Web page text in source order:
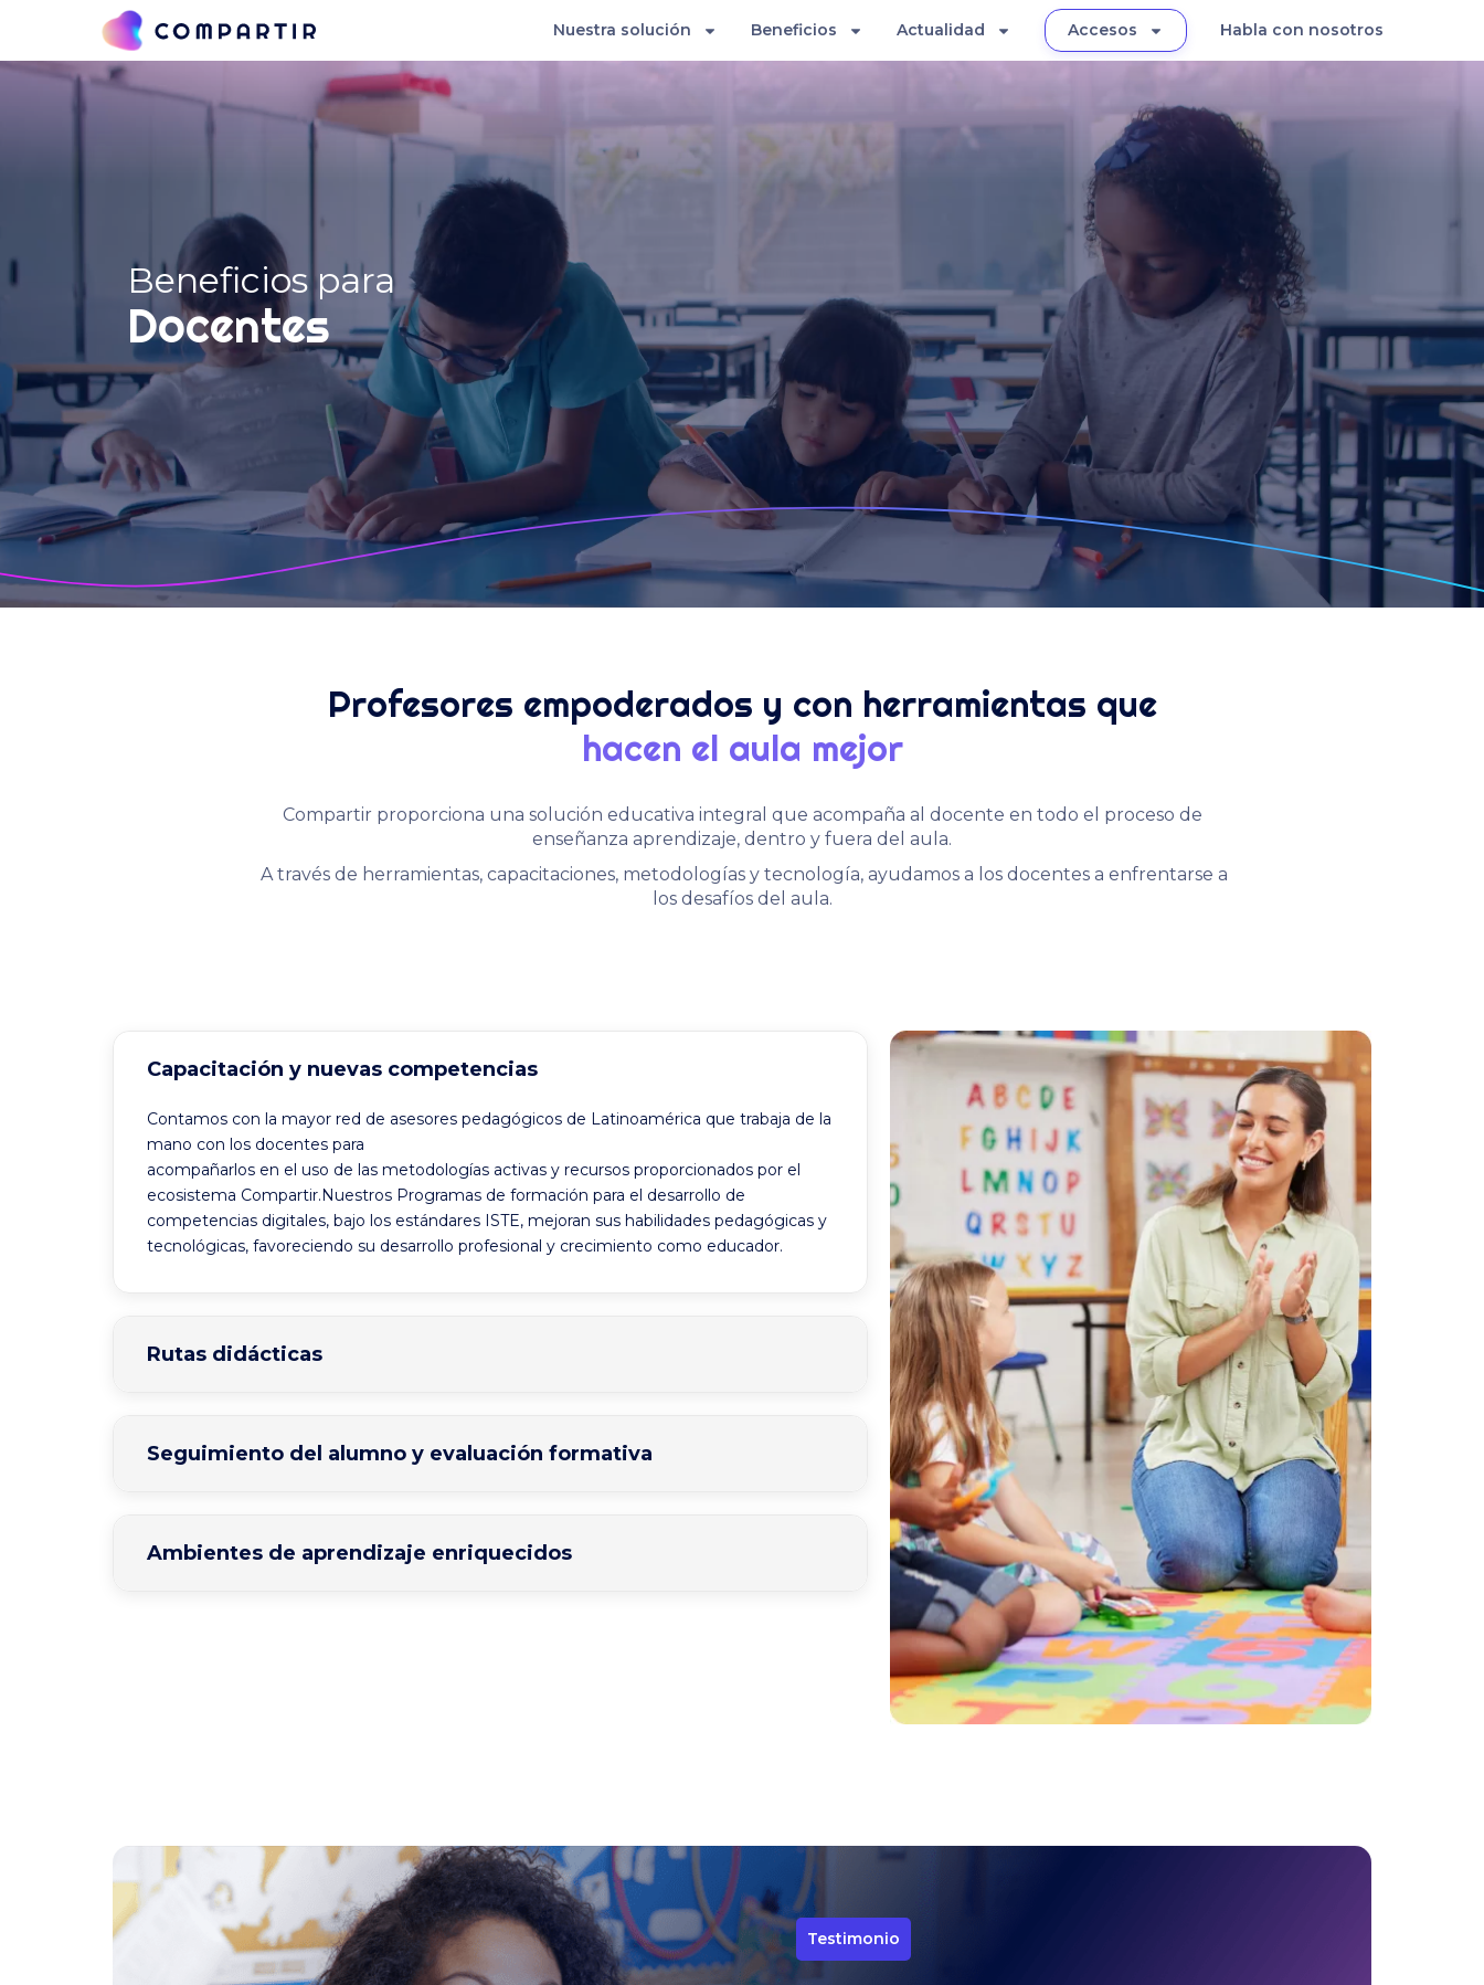
Nuestra solución Beneficios Actualidad Accesos Habla con nosotros
Beneficios para
Docentes
Profesores empoderados y con herramientas que
hacen el aula mejor
Compartir proporciona una solución educativa integral que acompaña al docente en todo el proceso de
enseñanza aprendizaje, dentro y fuera del aula.
A través de herramientas, capacitaciones, metodologías y tecnología, ayudamos a los docentes a enfrentarse a
los desafíos del aula.
Capacitación y nuevas competencias
Contamos con la mayor red de asesores pedagógicos de Latinoamérica que trabaja de la
mano con los docentes para
acompañarlos en el uso de las metodologías activas y recursos proporcionados por el
ecosistema Compartir.Nuestros Programas de formación para el desarrollo de
competencias digitales, bajo los estándares ISTE, mejoran sus habilidades pedagógicas y
tecnológicas, favoreciendo su desarrollo profesional y crecimiento como educador.
Rutas didácticas
Seguimiento del alumno y evaluación formativa
Ambientes de aprendizaje enriquecidos
Testimonio